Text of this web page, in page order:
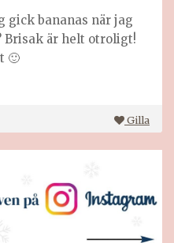
gick bananas när jag
Brisak är helt otroligt!
🙂
Gilla